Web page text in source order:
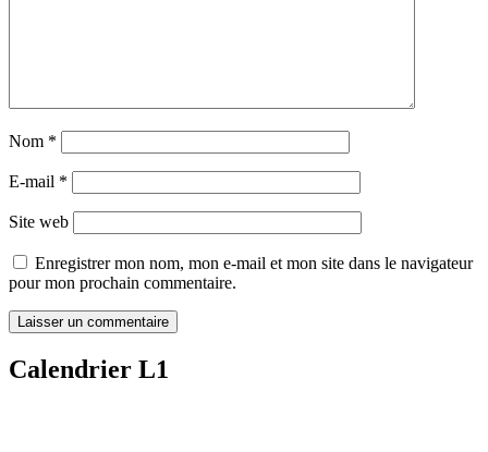
Nom *
E-mail *
Site web
Enregistrer mon nom, mon e-mail et mon site dans le navigateur
pour mon prochain commentaire.
Calendrier L1